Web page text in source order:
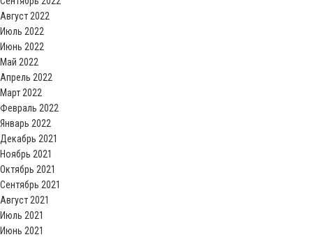
Август 2022
Июль 2022
Июнь 2022
Май 2022
Апрель 2022
Март 2022
Февраль 2022
Январь 2022
Декабрь 2021
Ноябрь 2021
Октябрь 2021
Сентябрь 2021
Август 2021
Июль 2021
Июнь 2021